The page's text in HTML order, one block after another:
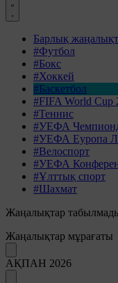
Барлық
#Футбол
#Бокс
#Хоккей
#Баскетбол
#FIFA World Cup
#Теннис
#УЕФА
#УЕФА Еуропа
#Велоспорт
#УЕФА
#Ұлттық спорт
#Шахмат
Жаңалықтар
Жаңалықтар мұрағаты
АҚПАН 2026